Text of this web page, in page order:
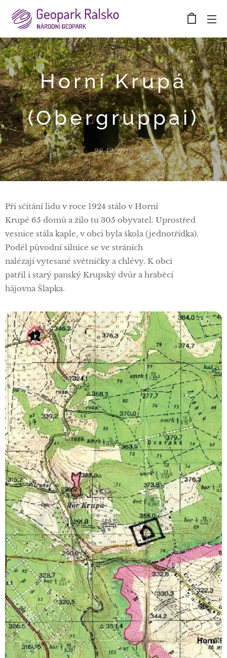
Horní Krupá
(Obergruppai)
28.12.2018
Při sčítání lidu v roce 1924 stálo v Horní
Krupé 65 domů a žilo tu 305 obyvatel. Uprostřed
vesnice stála kaple, v obci byla škola (jednotřídka).
Podél původní silnice se ve stráních
nalézají vytesané světničky a chlévy. K obci
patřil i starý panský Krupský dvůr a hraběcí
hájovna Šlapka.